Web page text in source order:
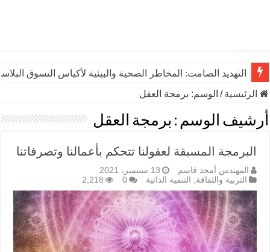
التهديد الصامت: المخاطر الصحية والبيئية لأكياس التسوق
الرئيسية/ الوسم: برمجة العقل
أرشيف الوسم : برمجة العقل
البرمجة المسبقة لعقولنا تتحكم بأعمالنا وتصرفاتنا
المهندس أمجد قاسم
13 سبتمبر، 2021
التربية والثقافة, التنمية الذاتية 0
2,218